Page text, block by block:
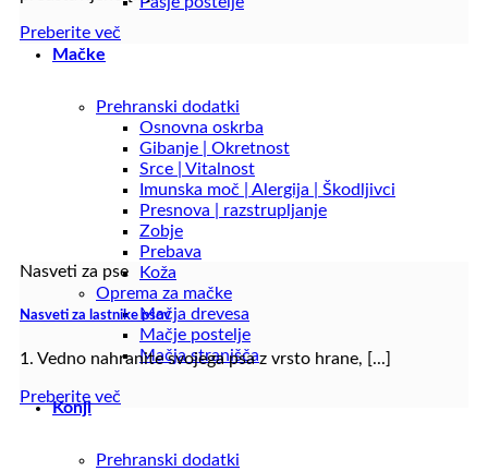
Mačke
Prehranski dodatki
Osnovna oskrba
Gibanje | Okretnost
Srce | Vitalnost
Imunska moč | Alergija | Škodljivci
Presnova | razstrupljanje
Zobje
Prebava
Koža
Oprema za mačke
Mačja drevesa
Mačje postelje
Mačja stranišča
Konji
Prehranski dodatki
Preberite več
Nasveti za pse
Nasveti za lastnike psov
1. Vedno nahranite svojega psa z vrsto hrane, [...]
Preberite več